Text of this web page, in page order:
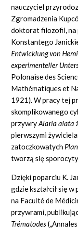
nauczyciel
Zgromadzenia
doktorat filozofii, na
Konstantego
Entwicklung von
experimenteller
Polonaise des
Mathématiqueset
1921).W pracy tej
skomplikowanego
przywryAlaria alata
pierwszymi
zatoczkowatych
tworzą się
Dzięki poparciu K.
gdzie kształcił się
na Facultéde
przywrami,
Trématodes